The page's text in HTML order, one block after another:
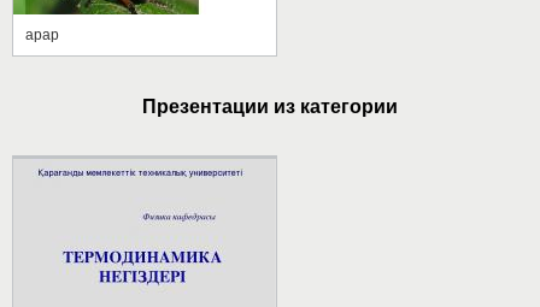
арар
Презентации из категории